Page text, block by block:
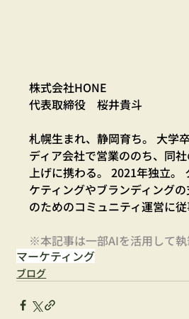
株式会社HONE
代表取締役　桜井貴斗
札幌生まれ、静岡育ち。 大学
ディア会社で営業ののち、同
上げに携わる。 2021年独立。
ケティングやブランディング
のためのコミュニティ運営に従
※本記事は一部AIを活用して執
マーケティング
ブログ